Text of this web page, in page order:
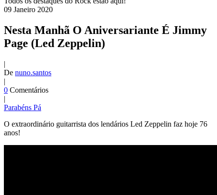
09 Janeiro 2020
Nesta Manhã O Aniversariante É Jimmy
Page (Led Zeppelin)
|
De nuno.santos
|
0 Comentários
|
Parabéns Pá
O extraordinário guitarrista dos lendários Led Zeppelin faz hoje 76
anos!